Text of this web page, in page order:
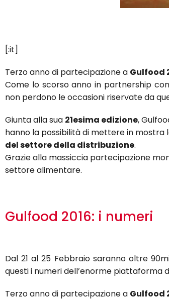
[:it]
Terzo anno di partecipazione a Gulfood
Come lo scorso anno in partnership
non perdono le occasioni riservate da
Giunta alla sua 21esima edizione,
hanno la possibilità di mettere in
del settore della distribuzione.
Grazie alla massiccia partecipazione
settore alimentare.
Gulfood 2016: i numeri
Dal 21 al 25 Febbraio saranno oltre
questi i numeri dell’enorme piattaforma
Terzo anno di partecipazione a Gulfood